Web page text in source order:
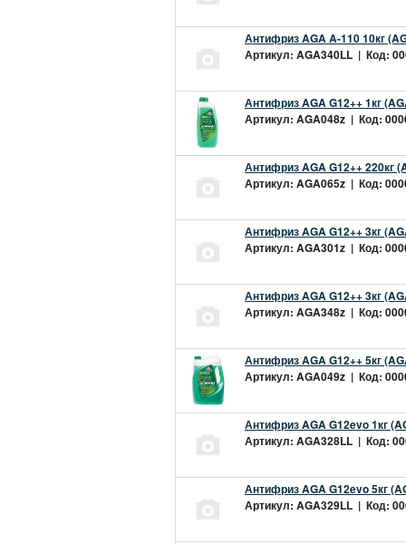
Антифриз AGA A-110 10кг
Артикул: AGA340LL | Код:
Антифриз AGA G12++ 1кг
Артикул: AGA048z | Код:
Антифриз AGA G12++ 220кг
Артикул: AGA065z | Код:
Антифриз AGA G12++ 3кг
Артикул: AGA301z | Код:
Антифриз AGA G12++ 3кг
Артикул: AGA348z | Код:
Антифриз AGA G12++ 5кг
Артикул: AGA049z | Код:
Антифриз AGA G12evo 1кг
Артикул: AGA328LL | Код:
Антифриз AGA G12evo 5кг
Артикул: AGA329LL | Код: